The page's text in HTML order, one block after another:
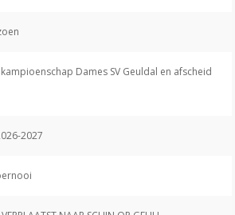
Dames SV Geuldal en afscheid
2027